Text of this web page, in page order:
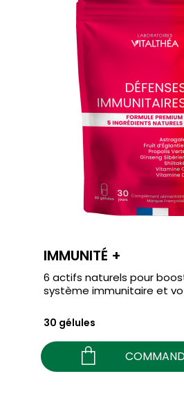
IMMUNITÉ +
6 actifs naturels pour
système immunitaire et
30 gélules